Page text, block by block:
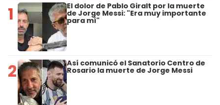
1 El dolor de Pablo Giralt por la muerte
de Jorge Messi: "Era muy importante
para mí"
2 Así comunicó el Sanatorio Centro de
Rosario la muerte de Jorge Messi